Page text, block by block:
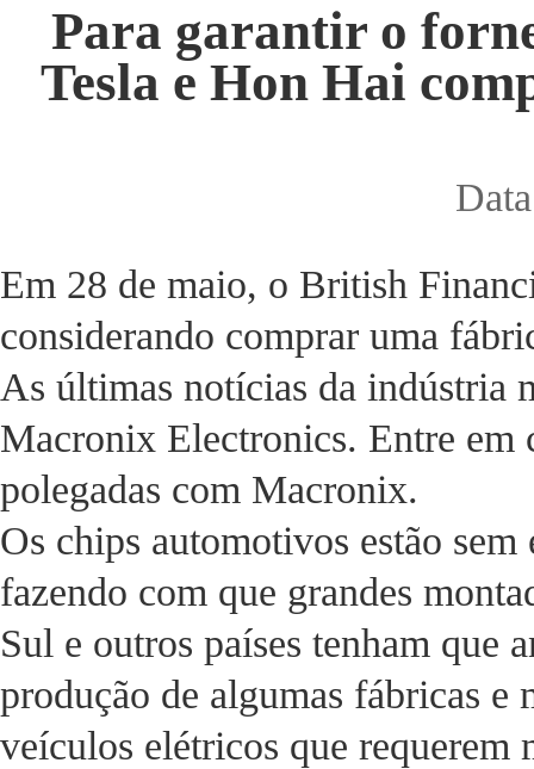
Para garantir o
Tesla e Hon Hai
Em 28 de maio, o British
considerando comprar uma
As últimas notícias da indústria
Macronix Electronics. Entre em
polegadas com Macronix.
Os chips automotivos estão sem
fazendo com que grandes
Sul e outros países tenham que
produção de algumas fábricas e
veículos elétricos que requerem